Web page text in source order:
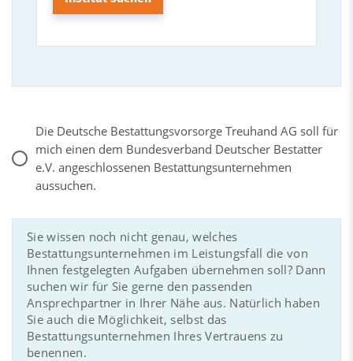
Die Deutsche Bestattungsvorsorge Treuhand AG soll für
mich einen dem Bundesverband Deutscher Bestatter
e.V. angeschlossenen Bestattungsunternehmen
aussuchen.
Sie wissen noch nicht genau, welches
Bestattungsunternehmen im Leistungsfall die von
Ihnen festgelegten Aufgaben übernehmen soll? Dann
suchen wir für Sie gerne den passenden
Ansprechpartner in Ihrer Nähe aus. Natürlich haben
Sie auch die Möglichkeit, selbst das
Bestattungsunternehmen Ihres Vertrauens zu
benennen.